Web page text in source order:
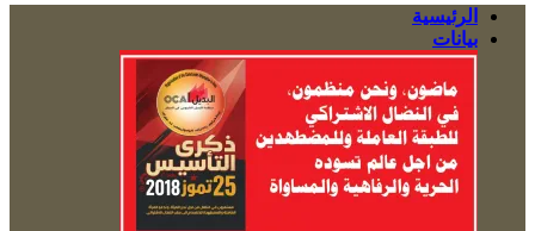
الرئيسية
بيانات